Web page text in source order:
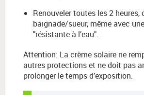
Renouveler toutes les 2 heures,
baignade/sueur, même avec
"résistante à l’eau".
Attention: La crème solaire ne
autres protections et ne doit pas
prolonger le temps d’exposition.